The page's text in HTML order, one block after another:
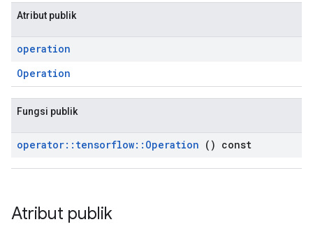
Atribut publik
operation
Operation
Fungsi publik
operator:: tensorflow:: Operation () const
Atribut publik